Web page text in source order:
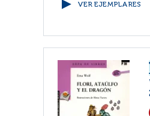
VER EJEMPLARES